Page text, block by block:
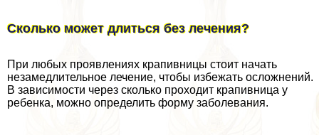
Сколько может длиться без лечения?
При любых проявлениях крапивницы стоит начать
незамедлительное лечение, чтобы избежать осложнений.
В зависимости через сколько проходит крапивница у
ребенка, можно определить форму заболевания.